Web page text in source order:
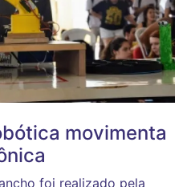
movimenta
foi realizado pela